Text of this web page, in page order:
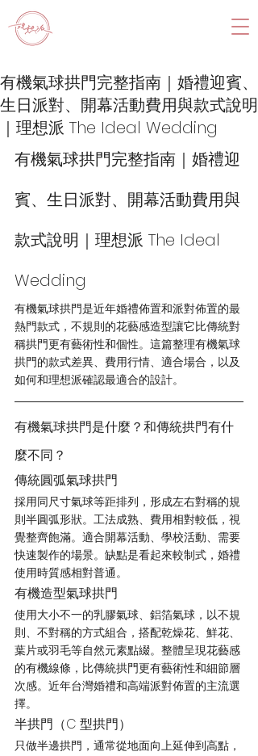
有機氣球拱門完整指南｜婚禮迎賓、
生日派對、開幕活動費用與款式說明
｜理想派 The Ideal Wedding
有機氣球拱門完整指南｜婚禮迎
賓、生日派對、開幕活動費用與
款式說明｜理想派 The Ideal
Wedding
有機氣球拱門是近年婚禮佈置和派對佈置的最
熱門款式，不規則的花藝感造型讓它比傳統對
稱拱門更有藝術性和個性。這篇整理有機氣球
拱門的款式差異、費用行情、適合場合，以及
如何和理想派確認最適合的設計。
有機氣球拱門是什麼？和傳統拱門有什
麼不同？
傳統圓弧氣球拱門
採用同尺寸氣球等距排列，形成左右對稱的規
則半圓弧形狀。工法成熟、費用相對較低，視
覺整齊飽滿。適合開幕活動、學校活動、需要
快速製作的場景。缺點是看起來較制式，婚禮
使用時質感相對普通。
有機造型氣球拱門
使用大小不一的乳膠氣球、鋁箔氣球，以不規
則、不對稱的方式組合，搭配乾燥花、鮮花、
葉片或羽毛等自然元素點綴。整體呈現花藝感
的有機線條，比傳統拱門更有藝術性和細節層
次感。近年台灣婚禮和高端派對佈置的主流選
擇。
半拱門（C 型拱門）
只做半邊拱門，通常從地面向上延伸到高點，